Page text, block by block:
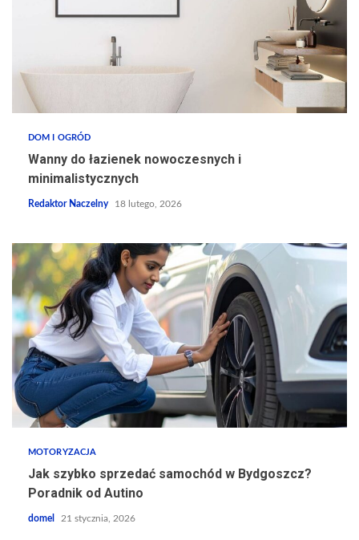
DOM I OGRÓD
Wanny do łazienek nowoczesnych i
minimalistycznych
Redaktor Naczelny 18 lutego, 2026
MOTORYZACJA
Jak szybko sprzedać samochód w Bydgoszcz?
Poradnik od Autino
domel 21 stycznia, 2026